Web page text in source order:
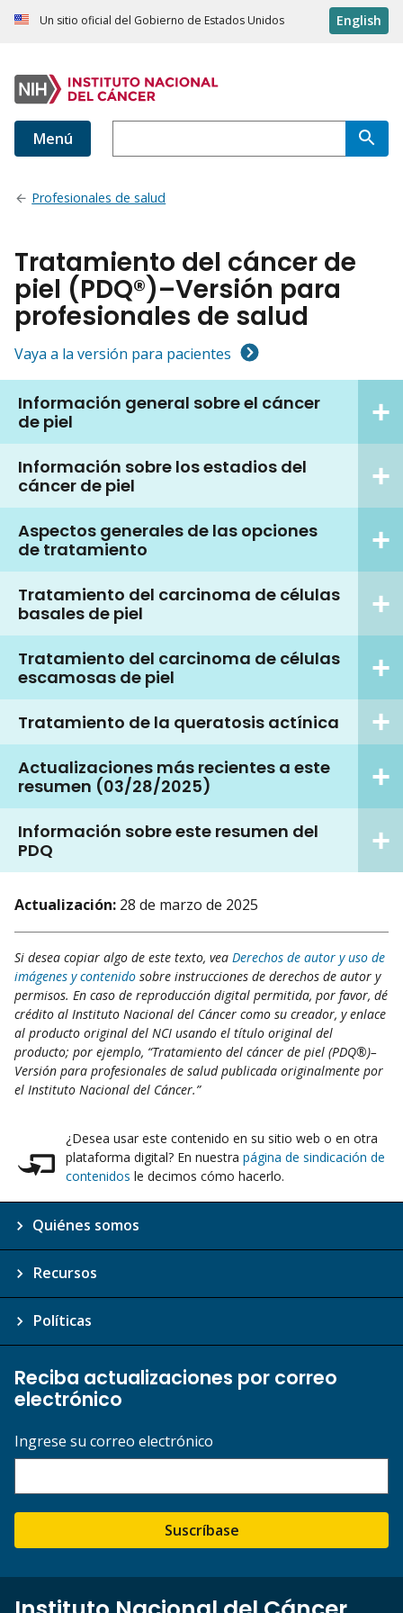
Un sitio oficial del Gobierno de Estados Unidos English
Menú
Profesionales de salud
Tratamiento del cáncer de
piel (PDQ®)–Versión para
profesionales de salud
Vaya a la versión para pacientes
Información general sobre el cáncer
de piel
Información sobre los estadios del
cáncer de piel
Aspectos generales de las opciones
de tratamiento
Tratamiento del carcinoma de células
basales de piel
Tratamiento del carcinoma de células
escamosas de piel
Tratamiento de la queratosis actínica
Actualizaciones más recientes a este
resumen (03/28/2025)
Información sobre este resumen del
PDQ
Actualización: 28 de marzo de 2025
Si desea copiar algo de este texto, vea Derechos de autor y uso de
imágenes y contenido sobre instrucciones de derechos de autor y
permisos. En caso de reproducción digital permitida, por favor, dé
crédito al Instituto Nacional del Cáncer como su creador, y enlace
al producto original del NCI usando el título original del
producto; por ejemplo, “Tratamiento del cáncer de piel (PDQ®)–
Versión para profesionales de salud publicada originalmente por
el Instituto Nacional del Cáncer.”
¿Desea usar este contenido en su sitio web o en otra
plataforma digital? En nuestra página de sindicación de
contenidos le decimos cómo hacerlo.
Quiénes somos
Recursos
Políticas
Reciba actualizaciones por correo
electrónico
Ingrese su correo electrónico
Suscríbase